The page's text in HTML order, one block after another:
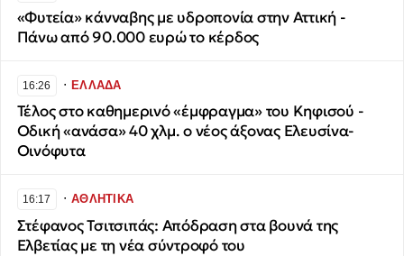
«Φυτεία» κάνναβης με υδροπονία στην Αττική -
Πάνω από 90.000 ευρώ το κέρδος
16:26 ∙ΕΛΛΑΔΑ
Τέλος στο καθημερινό «έμφραγμα» του Κηφισού -
Οδική «ανάσα» 40 χλμ. ο νέος άξονας Ελευσίνα-
Οινόφυτα
16:17 ∙ΑΘΛΗΤΙΚΑ
Στέφανος Τσιτσιπάς: Απόδραση στα βουνά της
Ελβετίας με τη νέα σύντροφό του